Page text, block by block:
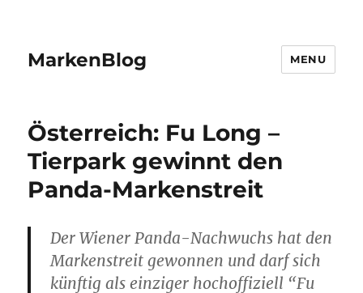
MarkenBlog MENU
Österreich: Fu Long –
Tierpark gewinnt den
Panda-Markenstreit
Der Wiener Panda-Nachwuchs hat den
Markenstreit gewonnen und darf sich
künftig als einziger hochoffiziell “Fu